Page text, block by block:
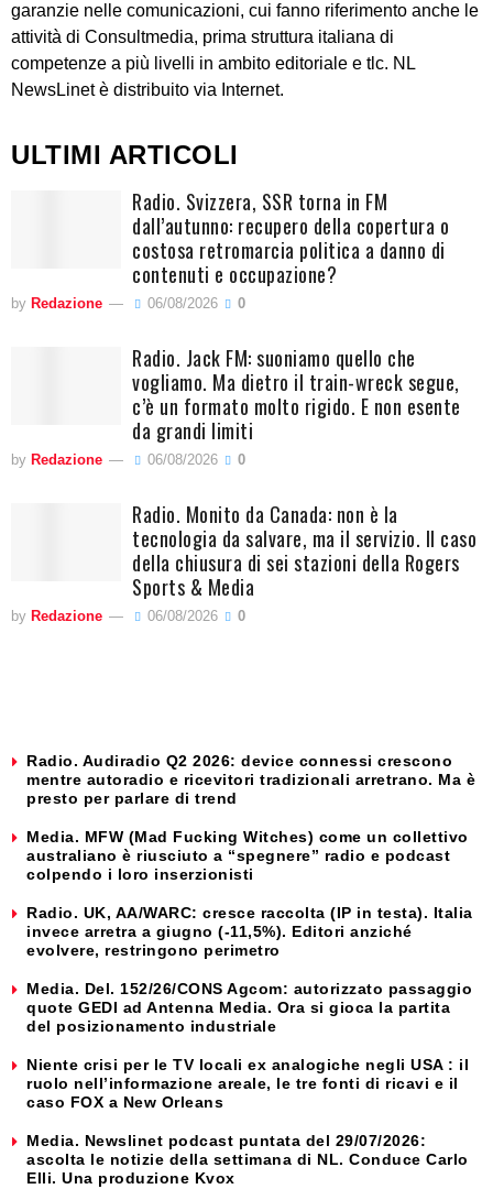
garanzie nelle comunicazioni, cui fanno riferimento anche le
attività di Consultmedia, prima struttura italiana di
competenze a più livelli in ambito editoriale e tlc. NL
NewsLinet è distribuito via Internet.
ULTIMI ARTICOLI
Radio. Svizzera, SSR torna in FM
dall’autunno: recupero della copertura o
costosa retromarcia politica a danno di
contenuti e occupazione?
by Redazione 06/08/2026 0
Radio. Jack FM: suoniamo quello che
vogliamo. Ma dietro il train-wreck segue,
c’è un formato molto rigido. E non esente
da grandi limiti
by Redazione 06/08/2026 0
Radio. Monito da Canada: non è la
tecnologia da salvare, ma il servizio. Il caso
della chiusura di sei stazioni della Rogers
Sports & Media
by Redazione 06/08/2026 0
Radio. Audiradio Q2 2026: device connessi crescono
mentre autoradio e ricevitori tradizionali arretrano. Ma è
presto per parlare di trend
Media. MFW (Mad Fucking Witches) come un collettivo
australiano è riusciuto a “spegnere” radio e podcast
colpendo i loro inserzionisti
Radio. UK, AA/WARC: cresce raccolta (IP in testa). Italia
invece arretra a giugno (-11,5%). Editori anziché
evolvere, restringono perimetro
Media. Del. 152/26/CONS Agcom: autorizzato passaggio
quote GEDI ad Antenna Media. Ora si gioca la partita
del posizionamento industriale
Niente crisi per le TV locali ex analogiche negli USA : il
ruolo nell’informazione areale, le tre fonti di ricavi e il
caso FOX a New Orleans
Media. Newslinet podcast puntata del 29/07/2026:
ascolta le notizie della settimana di NL. Conduce Carlo
Elli. Una produzione Kvox